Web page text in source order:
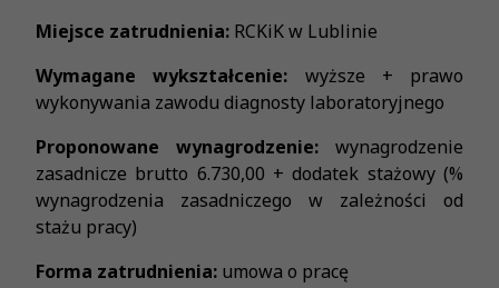
Miejsce zatrudnienia: RCKiK w Lublinie
Wymagane wykształcenie: wyższe + prawo
wykonywania zawodu diagnosty laboratoryjnego
Proponowane wynagrodzenie: wynagrodzenie
zasadnicze brutto 6.730,00 + dodatek stażowy (%
wynagrodzenia zasadniczego w zależności od
stażu pracy)
Forma zatrudnienia: umowa o pracę